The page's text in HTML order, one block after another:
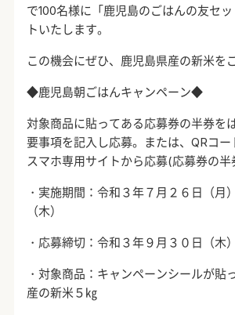
で100名様に「鹿児島のごはんの友セ
トいたします。
この機会にぜひ、鹿児島県産の新米を
◆鹿児島朝ごはんキャンペーン◆
対象商品に貼ってある応募券の半券を
要事項を記入し応募。または、QRコー
スマホ専用サイトから応募(応募券の
・実施期間：令和３年７月２６日（月
（木）
・応募締切：令和３年９月３０日（木）
・対象商品：キャンペーンシールが貼
産の新米５㎏